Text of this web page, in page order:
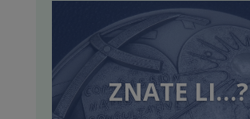
ZNATE LI…?